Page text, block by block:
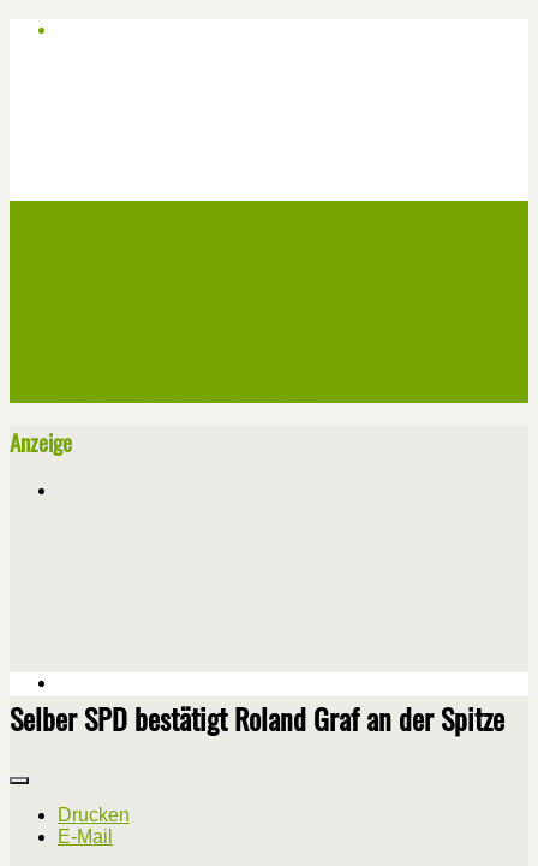
Anzeige
Selber SPD bestätigt Roland Graf an der Spitze
Drucken
E-Mail